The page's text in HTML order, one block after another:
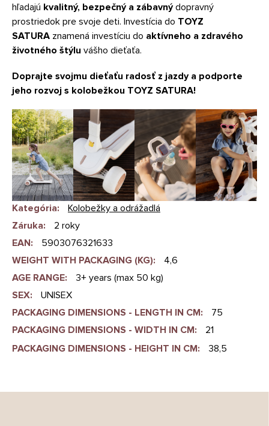
hľadajú kvalitný, bezpečný a zábavný dopravný
prostriedok pre svoje deti. Investícia do TOYZ
SATURA znamená investíciu do aktívneho a zdravého
životného štýlu vášho dieťaťa.
Doprajte svojmu dieťaťu radosť z jazdy a podporte
jeho rozvoj s kolobežkou TOYZ SATURA!
Kategória:
Kolobežky a odrážadlá
Záruka:
2 roky
EAN:
5903076321633
WEIGHT WITH PACKAGING (KG):
4,6
AGE RANGE:
3+ years (max 50 kg)
SEX:
UNISEX
PACKAGING DIMENSIONS - LENGTH IN CM:
75
PACKAGING DIMENSIONS - WIDTH IN CM:
21
PACKAGING DIMENSIONS - HEIGHT IN CM: 38,5